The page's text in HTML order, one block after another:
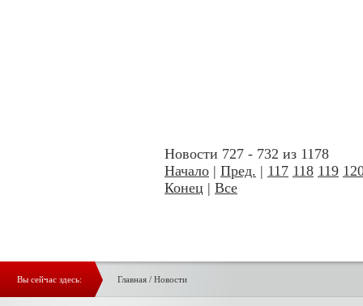
Новости 727 - 732 из 1178
Начало | Пред. | 117 118 119
Конец | Все
Вы сейчас здесь: Главная/ Новости